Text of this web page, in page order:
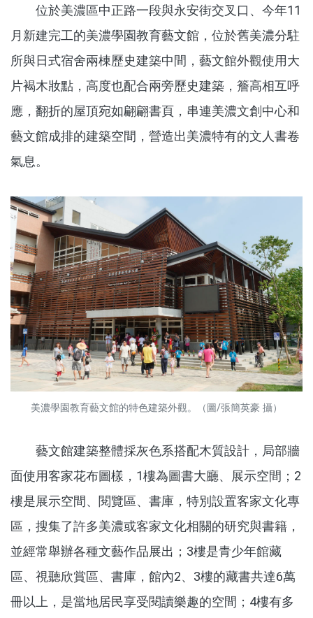
位於美濃區中正路一段與永安街交叉口、今年11
月新建完工的美濃學園教育藝文館，位於舊美濃分駐
所與日式宿舍兩棟歷史建築中間，藝文館外觀使用大
片褐木妝點，高度也配合兩旁歷史建築，簷高相互呼
應，翻折的屋頂宛如翩翩書頁，串連美濃文創中心和
藝文館成排的建築空間，營造出美濃特有的文人書卷
氣息。
美濃學園教育藝文館的特色建築外觀。（圖/張簡英豪 攝）
藝文館建築整體採灰色系搭配木質設計，局部牆
面使用客家花布圖樣，1樓為圖書大廳、展示空間；2
樓是展示空間、閱覽區、書庫，特別設置客家文化專
區，搜集了許多美濃或客家文化相關的研究與書籍，
並經常舉辦各種文藝作品展出；3樓是青少年館藏
區、視聽欣賞區、書庫，館內2、3樓的藏書共達6萬
冊以上，是當地居民享受閱讀樂趣的空間；4樓有多